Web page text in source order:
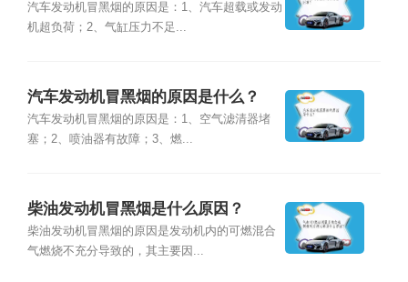
汽车发动机冒黑烟的原因是：1、汽车超载或发动
机超负荷；2、气缸压力不足...
汽车发动机冒黑烟的原因是什么？
汽车发动机冒黑烟的原因是：1、空气滤清器堵
塞；2、喷油器有故障；3、燃...
柴油发动机冒黑烟是什么原因？
柴油发动机冒黑烟的原因是发动机内的可燃混合
气燃烧不充分导致的，其主要因...